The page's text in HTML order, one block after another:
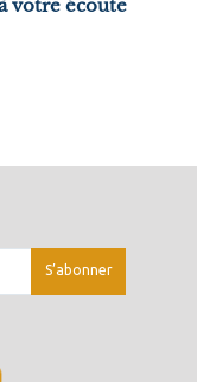
votre écoute